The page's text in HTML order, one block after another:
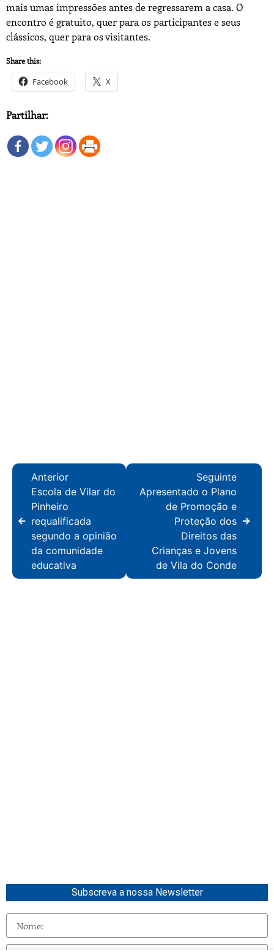
mais umas impressões antes de regressarem a casa. O
encontro é gratuito, quer para os participantes e seus
clássicos, quer para os visitantes.
Share this:
Facebook X
Partilhar:
Anterior
Escola de Vilar do
Pinheiro
requalificada
segundo a opinião
da comunidade
educativa
Seguinte
Apresentado o Plano
de Promoção e
Proteção dos
Direitos das
Crianças e Jovens
de Vila do Conde
Subscreva a nossa Newsletter